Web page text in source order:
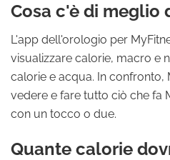
Cosa c'è di meglio
L'app dell'orologio per
visualizzare calorie, macro e
calorie e acqua. In confronto,
vedere e fare tutto ciò che fa
con un tocco o due.
Quante calorie